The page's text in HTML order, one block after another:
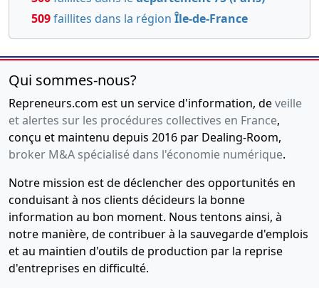
509faillites dans la région Île-de-France
Qui sommes-nous?
Repreneurs.com est un service d'information, deveille
et alertes sur les procédures collectives en France,
conçu et maintenu depuis 2016 par Dealing-Room,
broker M&A spécialisé dans l'économie numérique.
Notre mission est de déclencher des opportunités en
conduisant à nos clients décideurs la bonne
information au bon moment. Nous tentons ainsi, à
notre manière, de contribuer à la sauvegarde d'emplois
et au maintien d'outils de production par la reprise
d'entreprises en difficulté.